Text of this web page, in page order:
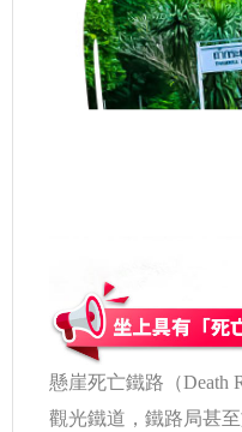
懸崖死亡鐵路（Death
觀光鐵道，鐵路局甚